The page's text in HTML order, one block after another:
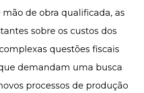
mão de obra qualificada, as
sobre os custos dos
questões fiscais
demandam uma busca
processos de produção